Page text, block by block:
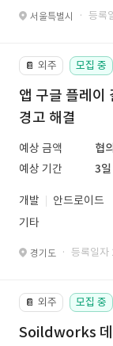
서울특별시 · 등록
📔 외주 모집 중
앱 구글 플레이
경고 해결
예상 금액
협
예상 기간
3일
개발
안드로이드
기타
경기도 · 등록일자
📔 외주 모집 중
Soildworks 데